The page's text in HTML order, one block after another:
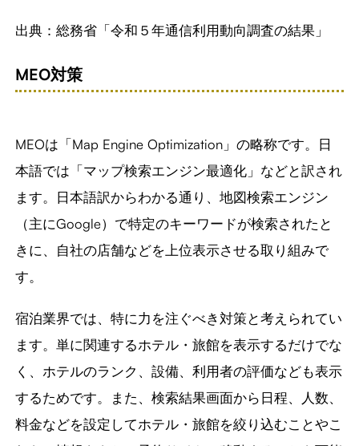
出典：総務省「令和５年通信利用動向調査の結果」
MEO対策
MEOは「Map Engine Optimization」の略称です。日
本語では「マップ検索エンジン最適化」などと訳され
ます。日本語訳からわかる通り、地図検索エンジン
（主にGoogle）で特定のキーワードが検索されたと
きに、自社の店舗などを上位表示させる取り組みで
す。
宿泊業界では、特に力を注ぐべき対策と考えられてい
ます。単に関連するホテル・旅館を表示するだけでな
く、ホテルのランク、設備、利用者の評価なども表示
するためです。また、検索結果画面から日程、人数、
料金などを設定してホテル・旅館を絞り込むことやこ